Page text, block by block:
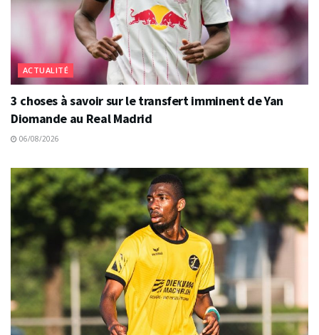
ACTUALITÉ
3 choses à savoir sur le transfert imminent de Yan
Diomande au Real Madrid
06/08/2026